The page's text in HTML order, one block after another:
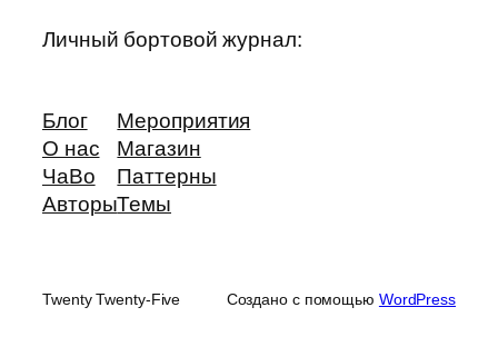
Личный бортовой журнал:
Блог
О нас
ЧаВо
Авторы
Мероприятия
Магазин
Паттерны
Темы
Twenty Twenty-Five Создано с помощью WordPress